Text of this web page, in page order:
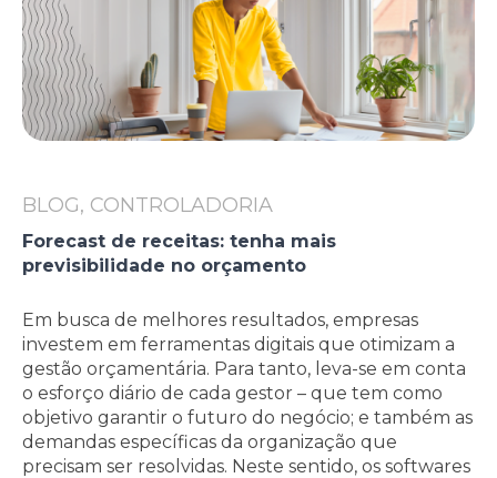
BLOG, CONTROLADORIA
Forecast de receitas: tenha mais
previsibilidade no orçamento
Em busca de melhores resultados, empresas
investem em ferramentas digitais que otimizam a
gestão orçamentária. Para tanto, leva-se em conta
o esforço diário de cada gestor – que tem como
objetivo garantir o futuro do negócio; e também as
demandas específicas da organização que
precisam ser resolvidas. Neste sentido, os softwares